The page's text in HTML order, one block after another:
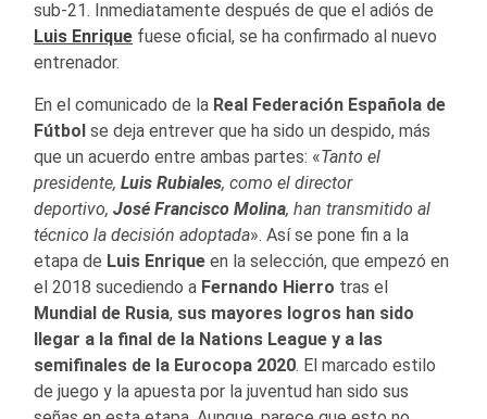
sub-21. Inmediatamente después de que el adiós de
Luis Enrique fuese oficial, se ha confirmado al nuevo
entrenador.
En el comunicado de la Real Federación Española de
Fútbol se deja entrever que ha sido un despido, más
que un acuerdo entre ambas partes: «Tanto el
presidente, Luis Rubiales, como el director
deportivo, José Francisco Molina, han transmitido al
técnico la decisión adoptada». Así se pone fin a la
etapa de Luis Enrique en la selección, que empezó en
el 2018 sucediendo a Fernando Hierro tras el
Mundial de Rusia, sus mayores logros han sido
llegar a la final de la Nations League y a las
semifinales de la Eurocopa 2020. El marcado estilo
de juego y la apuesta por la juventud han sido sus